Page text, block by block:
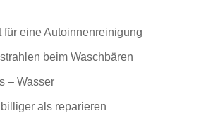
für eine Autoinnenreinigung
beim Waschbären
– Wasser
als reparieren